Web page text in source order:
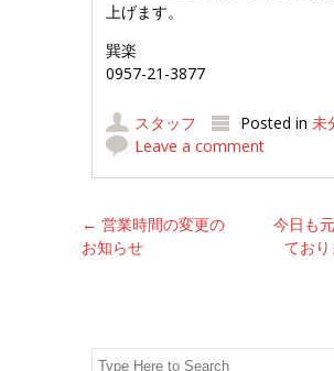
上げます。
巽楽
0957-21-3877
スタッフ Posted in未
Leave a comment
Post navigation
← 営業時間の変更の
お知らせ
今日も
ており
Search